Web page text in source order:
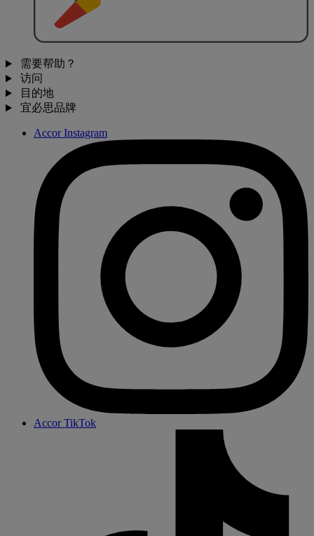
需要帮助？
访问
目的地
宜必思品牌
Accor Instagram
Accor TikTok